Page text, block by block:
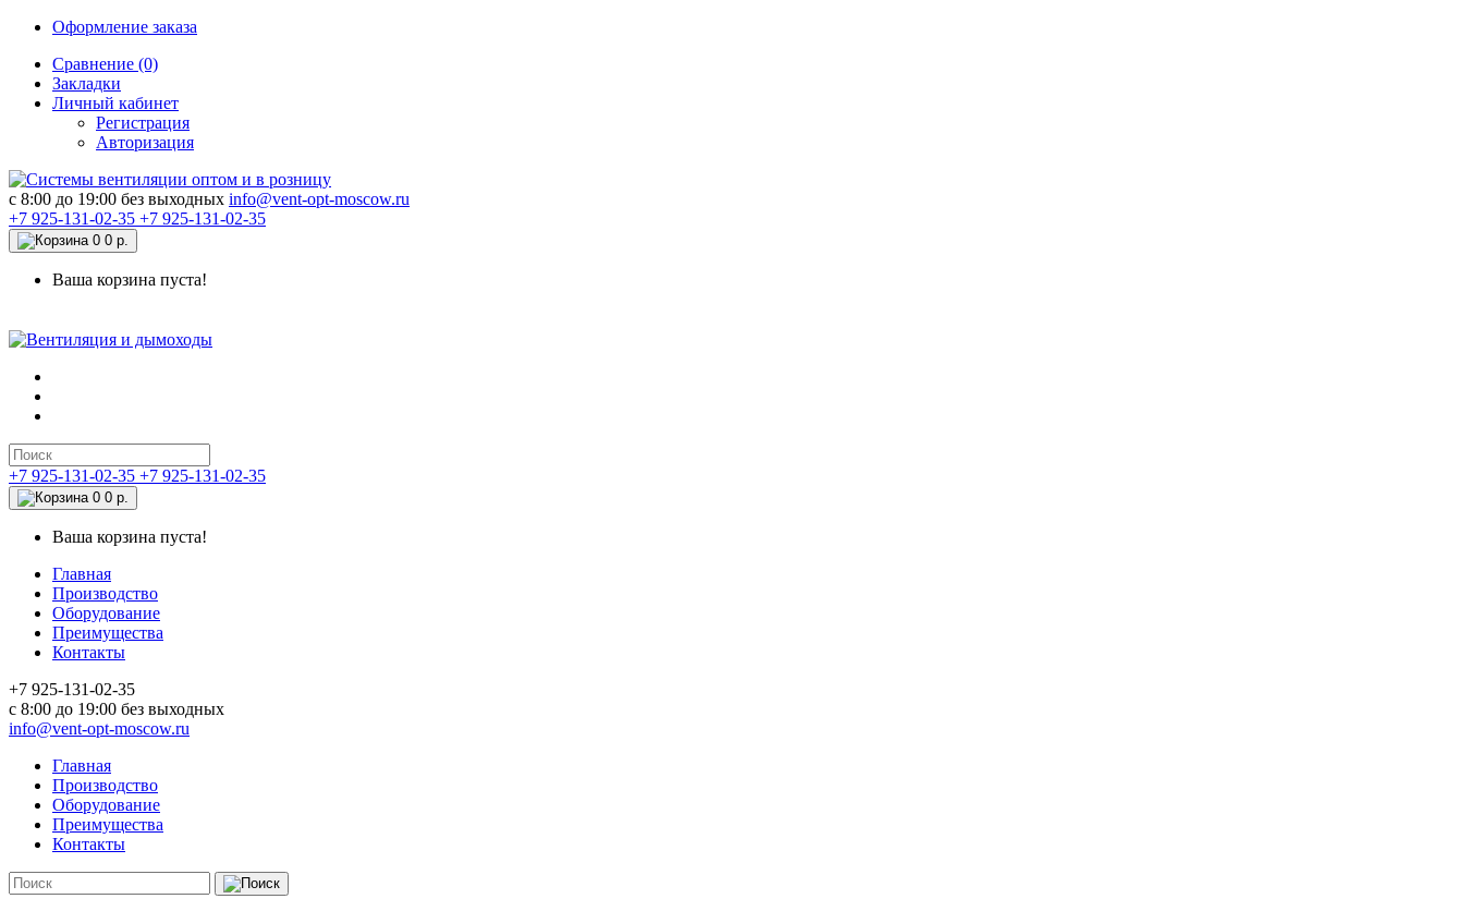
Оформление заказа
Сравнение (0)
Закладки
Личный кабинет
Регистрация
Авторизация
c 8:00 до 19:00 без выходных info@vent-opt-moscow.ru
+7 925-131-02-35 +7 925-131-02-35
0 0 р.
Ваша корзина пуста!
+7 925-131-02-35 +7 925-131-02-35
0 0 р.
Ваша корзина пуста!
Главная
Производство
Оборудование
Преимущества
Контакты
+7 925-131-02-35
c 8:00 до 19:00 без выходных
info@vent-opt-moscow.ru
Главная
Производство
Оборудование
Преимущества
Контакты